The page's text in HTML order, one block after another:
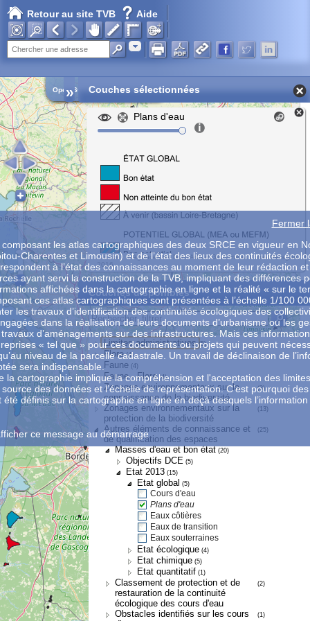
Retour au site TVB Aide
Adresse
Open Street Map
» Couches sélectionnées
Plans d'eau
Source : © Agences de l'eau Adour-Garonne et Loire-Bretagne,
2016.
Couches disponibles
Limites administratives (5)
Flore (4)
Faune (4)
Faune - Flore (4)
Zonages environnementaux sur la
connaissance de la biodiversité
(3)
Zonages environnementaux sur la
protection de la biodiversité
(13)
Autres éléments de connaissance et
de qualification des espaces
(25)
Masses d'eau et bon état (20)
Objectifs DCE (5)
Etat 2013 (15)
Etat global (5)
Cours d'eau
Plans d'eau
Eaux côtières
Eaux de transition
Eaux souterraines
Etat écologique (4)
Etat chimique (5)
Etat quantitatif (1)
Classement de protection et de
restauration de la continuité
écologique des cours d'eau
(2)
Obstacles identifiés sur les cours
(1)
Fermer
les atlas cartographiques des deux SRCE en vigueur en
Charentes et Limousin) et de l’état des lieux des continuités
à l’état des connaissances au moment de leur rédaction
ayant servi la construction de la TVB, impliquant des différences
affichées dans la cartographie en ligne et la réalité « sur le
ces atlas cartographiques sont présentées à l’échelle 1/100
les travaux d’identification des continuités écologiques des
dans la réalisation de leurs documents d’urbanisme ou les
d’aménagements sur des infrastructures. Mais ces
« tel que » pour ces documents ou projets qui peuvent
niveau de la parcelle cadastrale. Un travail de déclinaison de
sera indispensable.
la cartographie implique la compréhension et l'acceptation des
des données et l’échelle de représentation. C’est pourquoi
définis sur la cartographie en ligne en deçà desquels l’information
ce message au démarrage